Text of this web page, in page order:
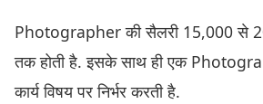
Photographer की सैलरी 15,000 से
तक होती है. इसके साथ ही एक
कार्य विषय पर निर्भर करती है.